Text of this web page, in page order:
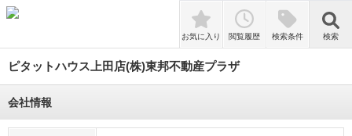
検索
お気に入り 閲覧履歴 検索条件 検索
ピタットハウス上田店(株)東邦不動産プラザ
会社情報